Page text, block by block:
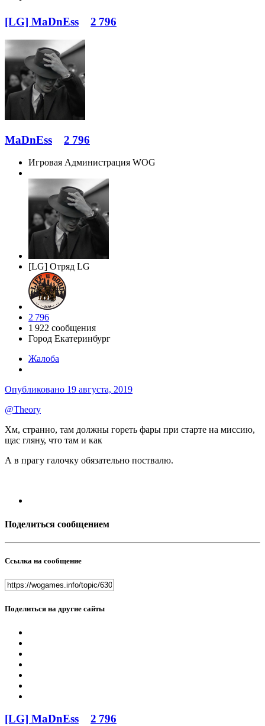
[LG] MaDnEss 2 796
MaDnEss 2 796
Игровая Администрация WOG
[LG] Отряд LG
2 796
1 922 сообщения
Город Екатеринбург
Жалоба
Опубликовано 19 августа, 2019
@Theory
Хм, странно, там должны гореть фары при старте на миссию,
щас гляну, что там и как
А в прагу галочку обязательно поствалю.
Поделиться сообщением
Ссылка на сообщение
Поделиться на другие сайты
[LG] MaDnEss 2 796